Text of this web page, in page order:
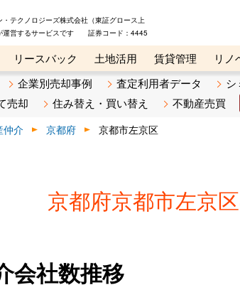
・テクノロジーズ株式会社（東証グロース上
運営するサービスです 証券コード：4445
リースバック 土地活用 賃貸管理 リノ
オンライン講座 リビンマガジンBiz 不
企業別売却事例 査定利用者データ
シ
売却 住み替え・買い替え 不動産売買
仲介 京都府 京都市左京区
京都府京都市左京
会社数推移